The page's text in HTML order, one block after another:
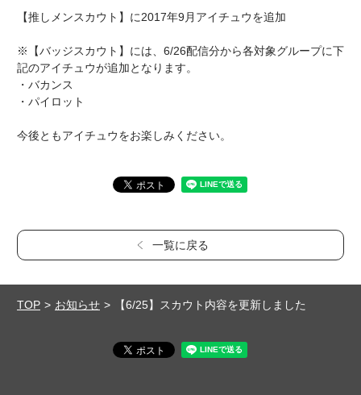
【推しメンスカウト】に2017年9月アイチュウを追加
※【バッジスカウト】には、6/26配信分から各対象グループに下
記のアイチュウが追加となります。
・バカンス
・パイロット
今後ともアイチュウをお楽しみください。
一覧に戻る
TOP お知らせ 【6/25】スカウト内容を更新しました